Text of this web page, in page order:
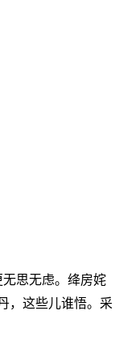
思无虑。绛房姹
，这些儿谁悟。采